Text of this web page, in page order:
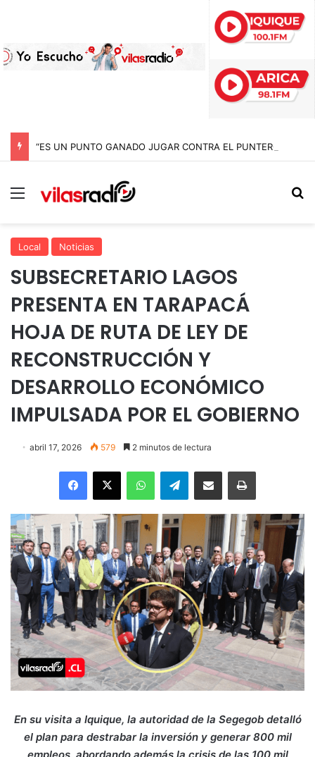
Menú
Local Noticias
SUBSECRETARIO LAGOS
PRESENTA EN TARAPACÁ
HOJA DE RUTA DE LEY DE
RECONSTRUCCIÓN Y
DESARROLLO ECONÓMICO
IMPULSADA POR EL GOBIERNO
abril 17, 2026 579 2 minutos de lectura
Facebook
X WhatsAppTelegramEnviar vía email Imprimir
En su visita a Iquique, la autoridad de la Segegob detalló
el plan para destrabar la inversión y generar 800 mil